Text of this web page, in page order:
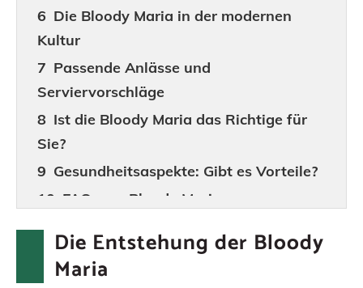
Die Bloody Maria in der modernen
Kultur
Passende Anlässe und
Serviervorschläge
Ist die Bloody Maria das Richtige für
Sie?
Gesundheitsaspekte: Gibt es Vorteile?
FAQs zur Bloody Maria
Die Entstehung der Bloody
Maria